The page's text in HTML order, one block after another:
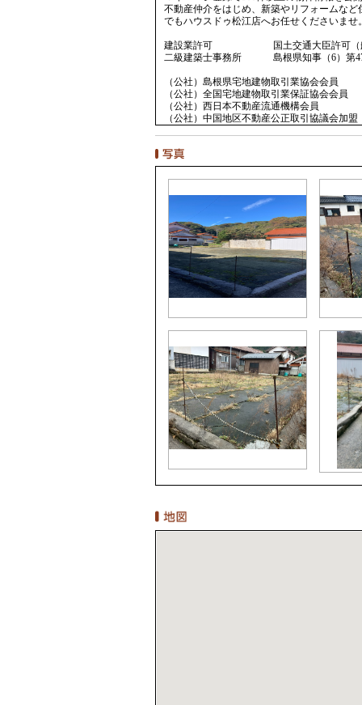
不動産仲介をはじめ、新築やリフォームなど
でもハウスドゥ松江店へお任せくださいませ
建設業許可 国土交通大臣許可（般-
二級建築士事務所 島根県知事（6）第
（公社）島根県宅地建物取引業協会会員
（公社）全国宅地建物取引業保証協会会員
（公社）西日本不動産流通機構会員
（公社）中国地区不動産公正取引協議会加盟